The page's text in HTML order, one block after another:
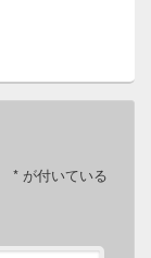
* が付いている